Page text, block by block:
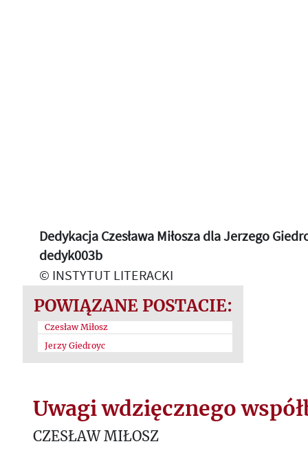
Dedykacja Czesława Miłosza dla Jerzego
dedyk003b
© INSTYTUT LITERACKI
POWIĄZANE POSTACIE:
Czesław Miłosz
Jerzy Giedroyc
Uwagi wdzięcznego
CZESŁAW MIŁOSZ